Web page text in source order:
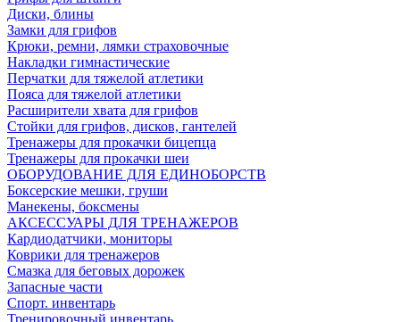
Диски, блины
Замки для грифов
Крюки, ремни, лямки страховочные
Накладки гимнастические
Перчатки для тяжелой атлетики
Пояса для тяжелой атлетики
Расширители хвата для грифов
Стойки для грифов, дисков, гантелей
Тренажеры для прокачки бицепца
Тренажеры для прокачки шеи
ОБОРУДОВАНИЕ ДЛЯ ЕДИНОБОРСТВ
Боксерские мешки, груши
Манекены, боксмены
АКСЕССУАРЫ ДЛЯ ТРЕНАЖЕРОВ
Кардиодатчики, мониторы
Коврики для тренажеров
Смазка для беговых дорожек
Запасные части
Спорт. инвентарь
Тренировочный инвентарь